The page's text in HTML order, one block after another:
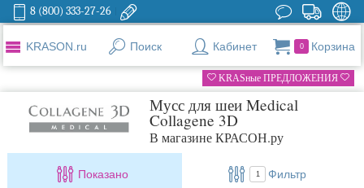
8 (800) 333-27-26
KRASON.ru Поиск Кабинет 0 Корзина
KRASные ПРЕДЛОЖЕНИЯ
Мусс для шеи Medical
Collagene 3D
В магазине КРАСОН.ру
Показано 1 Фильтр